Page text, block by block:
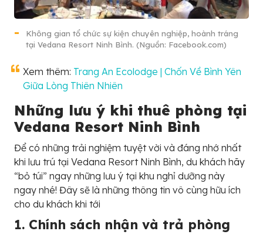
Không gian tổ chức sự kiện chuyên nghiệp, hoành tráng
tại Vedana Resort Ninh Bình. (Nguồn: Facebook.com)
Xem thêm: Trang An Ecolodge | Chốn Về Bình Yên
Giữa Lòng Thiên Nhiên
Những lưu ý khi thuê phòng tại
Vedana Resort Ninh Bình
Để có những trải nghiệm tuyệt vời và đáng nhớ nhất
khi lưu trú tại Vedana Resort Ninh Bình, du khách hãy
“bỏ túi” ngay những lưu ý tại khu nghỉ dưỡng này
ngay nhé! Đây sẽ là những thông tin vô cùng hữu ích
cho du khách khi tới
1. Chính sách nhận và trả phòng